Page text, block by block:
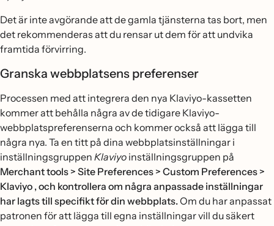
Det är inte avgörande att de gamla tjänsterna tas bort, men
det rekommenderas att du rensar ut dem för att undvika
framtida förvirring.
Granska webbplatsens preferenser
Processen med att integrera den nya Klaviyo-kassetten
kommer att behålla några av de tidigare Klaviyo-
webbplatspreferenserna och kommer också att lägga till
några nya. Ta en titt på dina webbplatsinställningar i
inställningsgruppen Klaviyo inställningsgruppen på
Merchant tools > Site Preferences > Custom Preferences >
Klaviyo , och kontrollera om några anpassade inställningar
har lagts till specifikt för din webbplats.Om du har anpassat
patronen för att lägga till egna inställningar vill du säkert